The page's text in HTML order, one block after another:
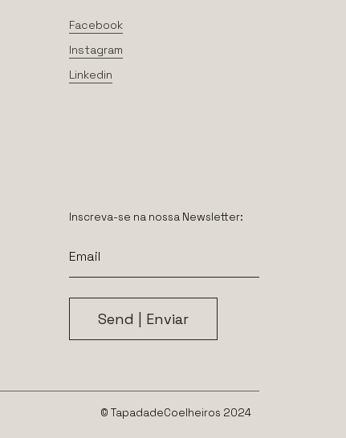
Facebook
Instagram
Linkedin
Inscreva-se na nossa Newsletter:
© TapadadeCoelheiros 2024